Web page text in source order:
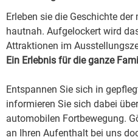
Erleben sie die Geschichte
hautnah. Aufgelockert wird
Attraktionen im
Ein Erlebnis für die ganze
Entspannen Sie sich in
informieren Sie sich dabei
automobilen Fortbewegung.
an Ihren Aufenthalt bei uns